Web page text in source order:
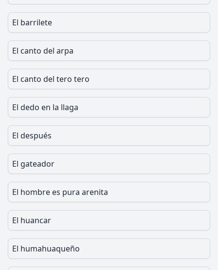
El barrilete
El canto del arpa
El canto del tero tero
El dedo en la llaga
El después
El gateador
El hombre es pura arenita
El huancar
El humahuaqueño